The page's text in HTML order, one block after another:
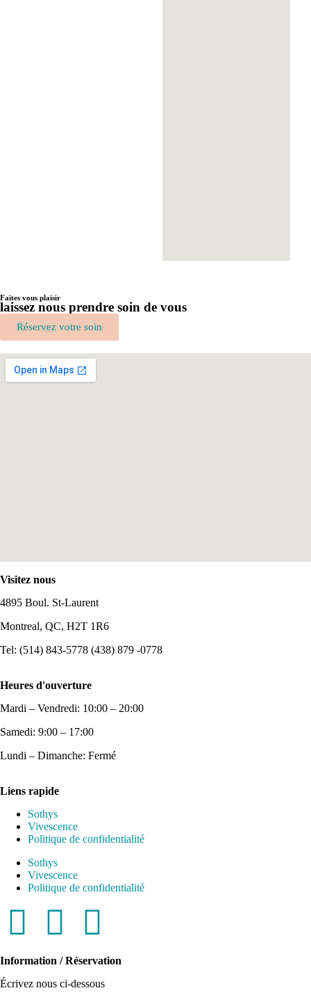
Faites vous plaisir
laissez nous prendre soin de vous
Réservez votre soin
Visitez nous
4895 Boul. St-Laurent
Montreal, QC, H2T 1R6
Tel: (514) 843-5778 (438) 879 -0778
Heures d'ouverture
Mardi – Vendredi: 10:00 – 20:00
Samedi: 9:00 – 17:00
Lundi – Dimanche: Fermé
Liens rapide
Sothys
Vivescence
Politique de confidentialité
Sothys
Vivescence
Politique de confidentialité
Information / Réservation
Écrivez nous ci-dessous